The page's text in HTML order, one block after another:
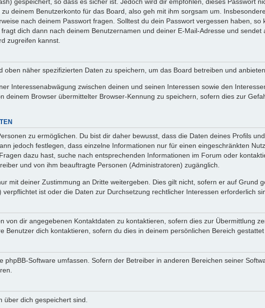
gespeichert, so dass es sicher ist. Jedoch wird dir empfohlen, dieses Passwort
deinem Benutzerkonto für das Board, also geh mit ihm sorgsam um.
nach deinem Passwort fragen. Solltest du dein Passwort vergessen haben, so
dich dann nach deinem Benutzernamen und deiner E-Mail-Adresse und
zugreifen kannst.
näher spezifizierten Daten zu speichern, um das Board betreiben und
Interessenabwägung zwischen deinen und seinen Interessen sowie den
deinem Browser übermittelter Browser-Kennung zu speichern, sofern dies zur
zu ermöglichen. Du bist dir daher bewusst, dass die Daten deines Profils
jedoch festlegen, dass einzelne Informationen nur für einen eingeschränkten
dazu hast, suche nach entsprechenden Informationen im Forum oder
und von ihm beauftragte Personen (Administratoren) zugänglich.
mit deiner Zustimmung an Dritte weitergeben. Dies gilt nicht, sofern er auf Grund
ist oder die Daten zur Durchsetzung rechtlicher Interessen erforderlich
von dir angegebenen Kontaktdaten zu kontaktieren, sofern dies zur Übermittlung
Benutzer dich kontaktieren, sofern du dies in deinem persönlichen Bereich
phpBB-Software umfassen. Sofern der Betreiber in anderen Bereichen seiner
über dich gespeichert sind.